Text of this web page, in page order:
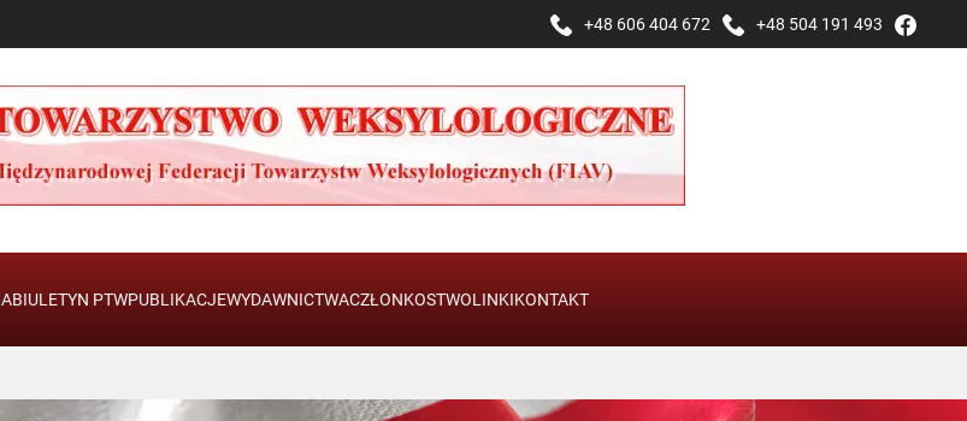
+48 606 404 672 +48 504 191 493
BIULETYN PTWPUBLIKACJEWYDAWNICTWACZŁONKOSTWOLINKIKONTAKT